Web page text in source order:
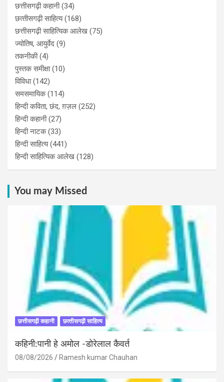
छत्तीसगढ़ी कहानी(34)
छत्‍तीसगढ़ी साहित्‍य(168)
छत्तीसगढ़ी साहित्यिक आलेख (75)
ज्योतिष, आयुर्वेद (9)
तकनीकी(4)
पुस्‍तक समीक्षा(10)
विविधा(142)
समसमायिक(114)
हिन्दी कविता, छंद, ग़ज़ल (252)
हिन्दी कहानी(27)
हिन्‍दी नाटक(33)
हिन्दी साहित्य(441)
हिन्दी साहित्यिक आलेख (128)
You may Missed
छत्तीसगढ़ी कहानी छत्‍तीसगढ़ी साहित्‍य
कहिनी:पानी हे अमोल -डोरेलाल कैवर्त
08/08/2026 Ramesh kumar Chauhan